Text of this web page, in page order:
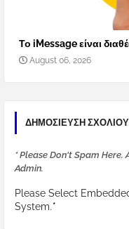
Το iMessage είναι
August 06, 2026
ΔΗΜΟΣΊΕΥΣΗ ΣΧΟΛΊΟΥ
* Please Don't Spam
Admin.
Please Select
System.*